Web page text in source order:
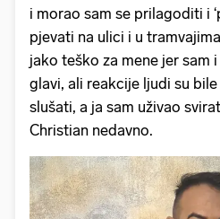
i morao sam se prilagoditi i
pjevati na ulici i u
jako teško za mene jer sam
glavi, ali reakcije ljudi su
slušati, a ja sam uživao
Christian nedavno.